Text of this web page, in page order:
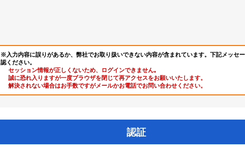
※入力内容に誤りがあるか、弊社でお取り扱いできない内容が含まれています。下記メッセ
認ください。
セッション情報が正しくないため、ログインできません｡
誠に恐れ入りますが一度ブラウザを閉じて再アクセスをお願いいたします。
解決されない場合はお手数ですがメールかお電話でお問い合わせください。
認証